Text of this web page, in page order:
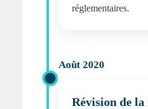
réglementaires.
Août 2020
Révision de la